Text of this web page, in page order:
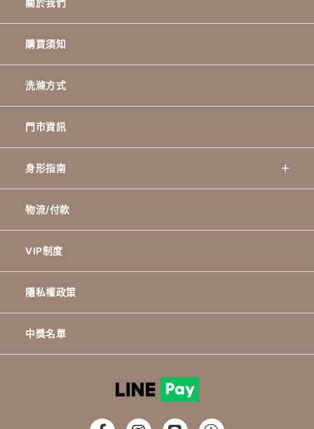
關於我們
購買須知
洗滌方式
門市資訊
身形指南
物流/付款
VIP制度
隱私權政策
中獎名單